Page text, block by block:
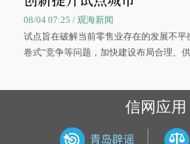
08/04 07:25 / 观海新闻
试点旨在破解当前零售业存在的发展不平
卷式”竞争等问题，加快建设布局合理、
信网应用